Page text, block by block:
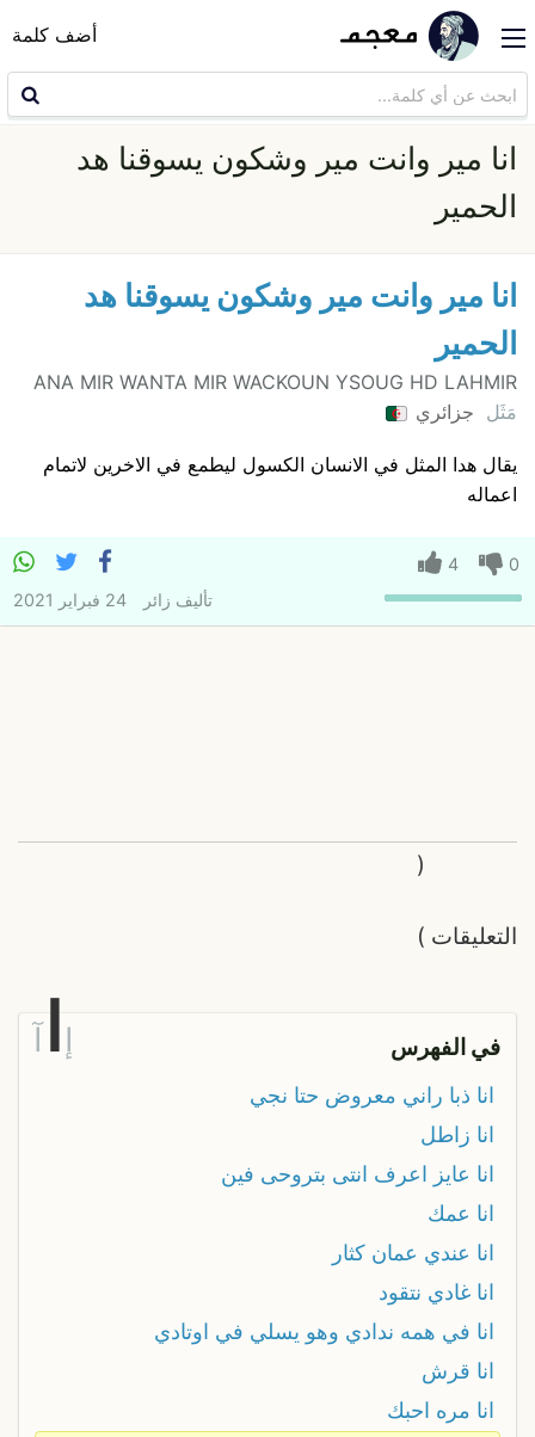
أضف كلمة
انا مير وانت مير وشكون يسوقنا هد
الحمير
انا مير وانت مير وشكون يسوقنا هد
الحمير
ANA MIR WANTA MIR WACKOUN YSOUG HD LAHMIR
مَثَل جزائري
يقال هدا المثل في الانسان الكسول ليطمع في الاخرين لاتمام
اعماله
0
4
تأليف زائر 24 فبراير 2021
التعليقات
(
)
في الفهرس إ آ
انا ذبا راني معروض حتا نجي
انا زاطل
انا عايز اعرف انتى بتروحى فين
انا عمك
انا عندي عمان كثار
انا غادي نتقود
انا في همه ندادي وهو يسلي في اوتادي
انا قرش
انا مره احبك